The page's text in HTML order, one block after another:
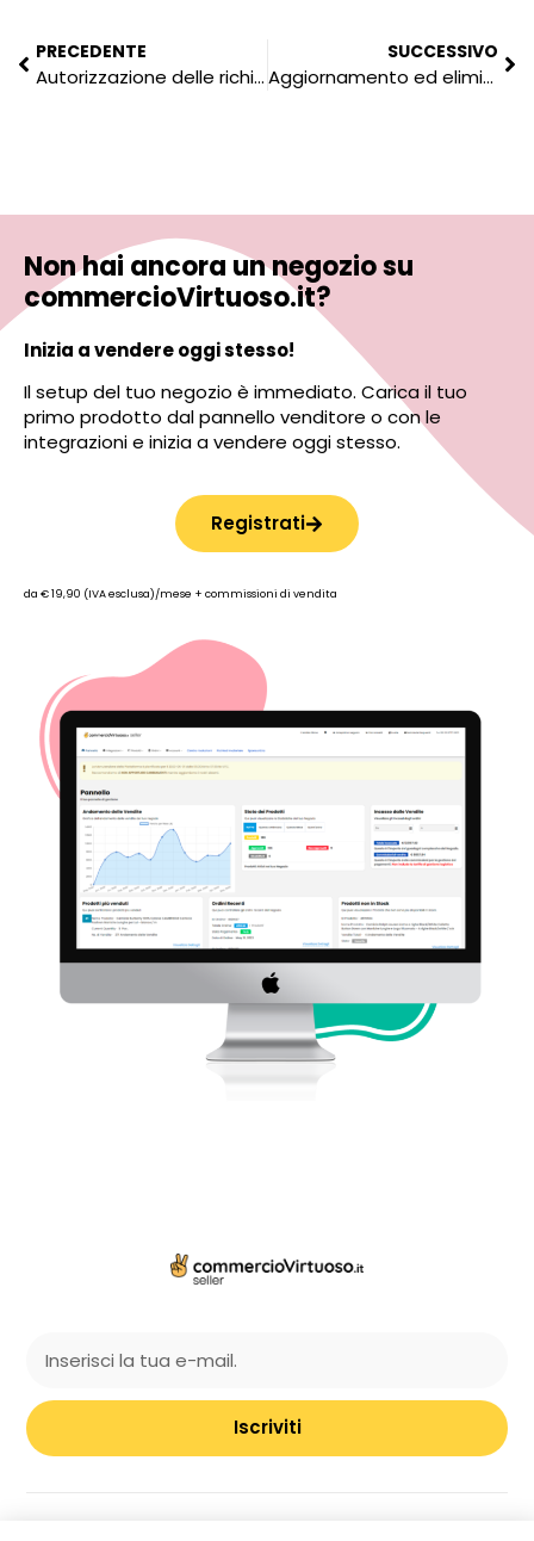
PRECEDENTE
Autorizzazione delle richieste
SUCCESSIVO
Aggiornamento ed eliminazione di un prodotto
Non hai ancora un negozio su
commercioVirtuoso.it?
Inizia a vendere oggi stesso​!
Il setup del tuo negozio è immediato. Carica il tuo
primo prodotto dal pannello venditore o con le
integrazioni e inizia a vendere oggi stesso.
Registrati
da € 19,90 (IVA esclusa)/mese + commissioni di vendita
Iscriviti